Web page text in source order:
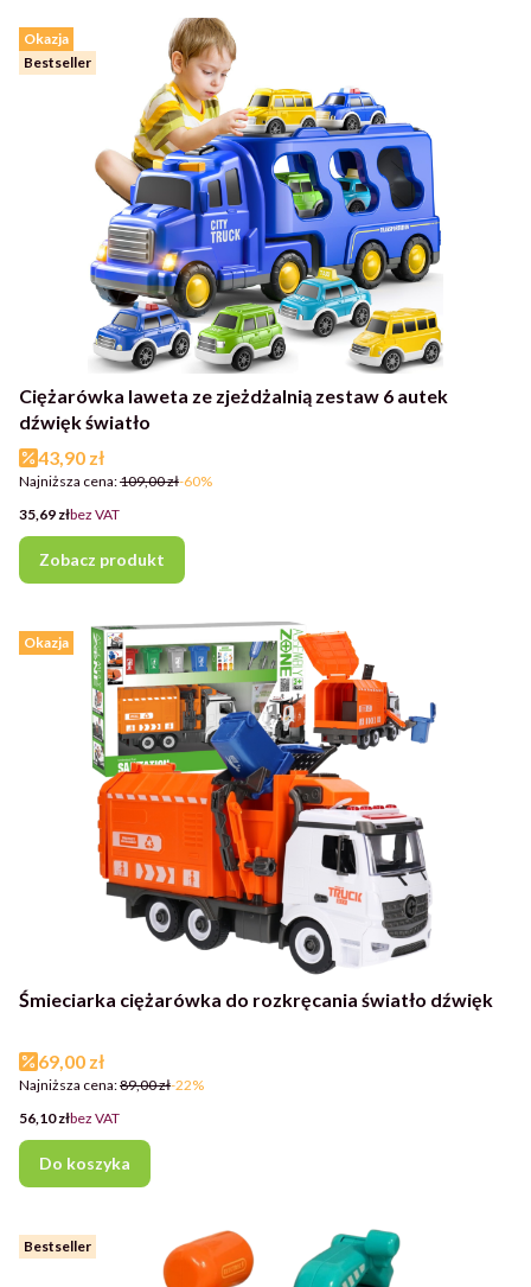
Okazja
Bestseller
Ciężarówka laweta ze zjeżdżalnią zestaw 6 autek
dźwięk światło
Cena promocyjna
43,90 zł
Najniższa cena:109,00 zł-60%
Cena
35,69 złbez VAT
Zobacz produkt
Okazja
Śmieciarka ciężarówka do rozkręcania światło dźwięk
Cena promocyjna
69,00 zł
Najniższa cena:89,00 zł-22%
Cena
56,10 złbez VAT
Do koszyka
Bestseller